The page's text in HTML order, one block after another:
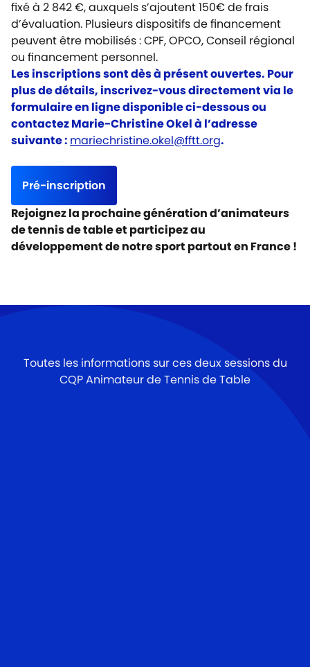
fixé à 2 842 €, auxquels s’ajoutent 150€ de frais
d’évaluation. Plusieurs dispositifs de financement
peuvent être mobilisés : CPF, OPCO, Conseil régional
ou financement personnel.
Les inscriptions sont dès à présent ouvertes. Pour
plus de détails, inscrivez-vous directement via le
formulaire en ligne disponible ci-dessous ou
contactez Marie-Christine Okel à l’adresse
suivante : mariechristine.okel@fftt.org.
Pré-inscription
Rejoignez la prochaine génération d’animateurs
de tennis de table et participez au
développement de notre sport partout en France !
Toutes les informations sur ces deux sessions du
CQP Animateur de Tennis de Table